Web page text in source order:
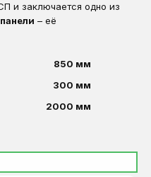
и заключается одно из
– её
850 мм
300 мм
2000 мм